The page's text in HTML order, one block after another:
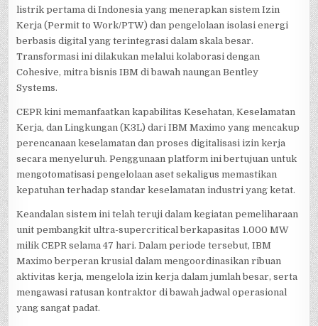
listrik pertama di Indonesia yang menerapkan sistem Izin
Kerja (Permit to Work/PTW) dan pengelolaan isolasi energi
berbasis digital yang terintegrasi dalam skala besar.
Transformasi ini dilakukan melalui kolaborasi dengan
Cohesive, mitra bisnis IBM di bawah naungan Bentley
Systems.
CEPR kini memanfaatkan kapabilitas Kesehatan, Keselamatan
Kerja, dan Lingkungan (K3L) dari IBM Maximo yang mencakup
perencanaan keselamatan dan proses digitalisasi izin kerja
secara menyeluruh. Penggunaan platform ini bertujuan untuk
mengotomatisasi pengelolaan aset sekaligus memastikan
kepatuhan terhadap standar keselamatan industri yang ketat.
Keandalan sistem ini telah teruji dalam kegiatan pemeliharaan
unit pembangkit ultra-supercritical berkapasitas 1.000 MW
milik CEPR selama 47 hari. Dalam periode tersebut, IBM
Maximo berperan krusial dalam mengoordinasikan ribuan
aktivitas kerja, mengelola izin kerja dalam jumlah besar, serta
mengawasi ratusan kontraktor di bawah jadwal operasional
yang sangat padat.